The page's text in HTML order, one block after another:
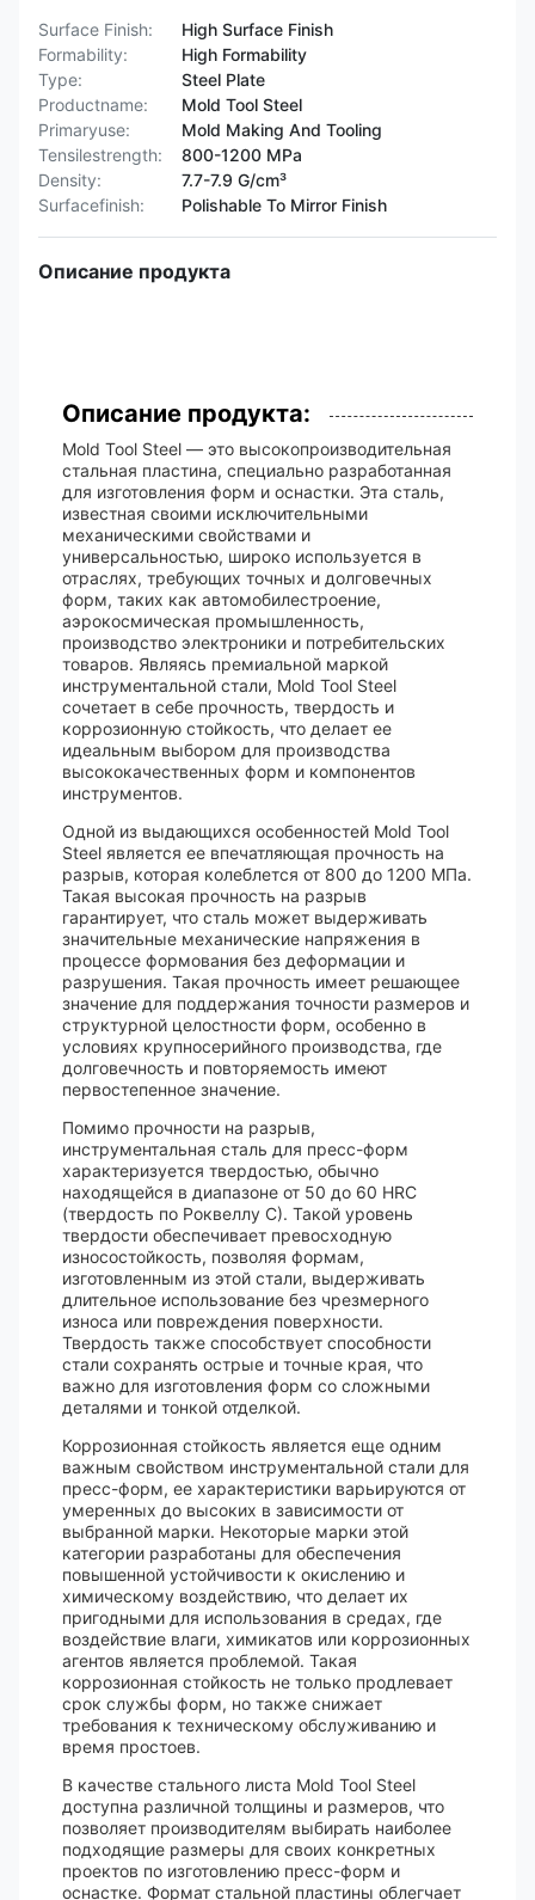
Surface Finish:
High Surface Finish
Formability:
High Formability
Type:
Steel Plate
Productname:
Mold Tool Steel
Primaryuse:
Mold Making And Tooling
Tensilestrength:
800-1200 MPa
Density:
7.7-7.9 G/cm³
Surfacefinish:
Polishable To Mirror Finish
Описание продукта
Описание продукта:
Mold Tool Steel — это высокопроизводительная
стальная пластина, специально разработанная
для изготовления форм и оснастки. Эта сталь,
известная своими исключительными
механическими свойствами и
универсальностью, широко используется в
отраслях, требующих точных и долговечных
форм, таких как автомобилестроение,
аэрокосмическая промышленность,
производство электроники и потребительских
товаров. Являясь премиальной маркой
инструментальной стали, Mold Tool Steel
сочетает в себе прочность, твердость и
коррозионную стойкость, что делает ее
идеальным выбором для производства
высококачественных форм и компонентов
инструментов.
Одной из выдающихся особенностей Mold Tool
Steel является ее впечатляющая прочность на
разрыв, которая колеблется от 800 до 1200 МПа.
Такая высокая прочность на разрыв
гарантирует, что сталь может выдерживать
значительные механические напряжения в
процессе формования без деформации и
разрушения. Такая прочность имеет решающее
значение для поддержания точности размеров и
структурной целостности форм, особенно в
условиях крупносерийного производства, где
долговечность и повторяемость имеют
первостепенное значение.
Помимо прочности на разрыв,
инструментальная сталь для пресс-форм
характеризуется твердостью, обычно
находящейся в диапазоне от 50 до 60 HRC
(твердость по Роквеллу C). Такой уровень
твердости обеспечивает превосходную
износостойкость, позволяя формам,
изготовленным из этой стали, выдерживать
длительное использование без чрезмерного
износа или повреждения поверхности.
Твердость также способствует способности
стали сохранять острые и точные края, что
важно для изготовления форм со сложными
деталями и тонкой отделкой.
Коррозионная стойкость является еще одним
важным свойством инструментальной стали для
пресс-форм, ее характеристики варьируются от
умеренных до высоких в зависимости от
выбранной марки. Некоторые марки этой
категории разработаны для обеспечения
повышенной устойчивости к окислению и
химическому воздействию, что делает их
пригодными для использования в средах, где
воздействие влаги, химикатов или коррозионных
агентов является проблемой. Такая
коррозионная стойкость не только продлевает
срок службы форм, но также снижает
требования к техническому обслуживанию и
время простоев.
В качестве стального листа Mold Tool Steel
доступна различной толщины и размеров, что
позволяет производителям выбирать наиболее
подходящие размеры для своих конкретных
проектов по изготовлению пресс-форм и
оснастке. Формат стальной пластины облегчает